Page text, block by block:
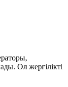
Ол жергілікті